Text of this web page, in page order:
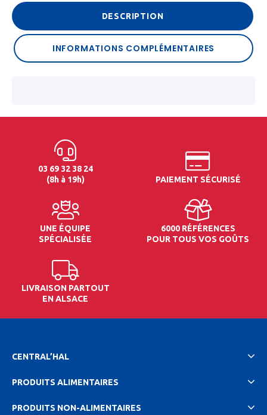
DESCRIPTION
INFORMATIONS COMPLÉMENTAIRES
03 69 32 38 24
(8h à 19h)
PAIEMENT SÉCURISÉ
UNE ÉQUIPE
SPÉCIALISÉE
6000 RÉFÉRENCES
POUR TOUS VOS GOÛTS
LIVRAISON PARTOUT
EN ALSACE
CENTRAL’HAL
PRODUITS ALIMENTAIRES
PRODUITS NON-ALIMENTAIRES